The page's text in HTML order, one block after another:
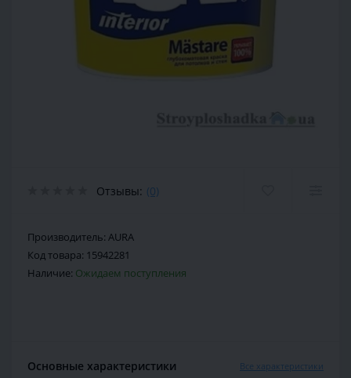
Отзывы: (0)
Производитель: AURA
Код товара: 15942281
Наличие: Ожидаем поступления
Основные характеристики Все характеристики